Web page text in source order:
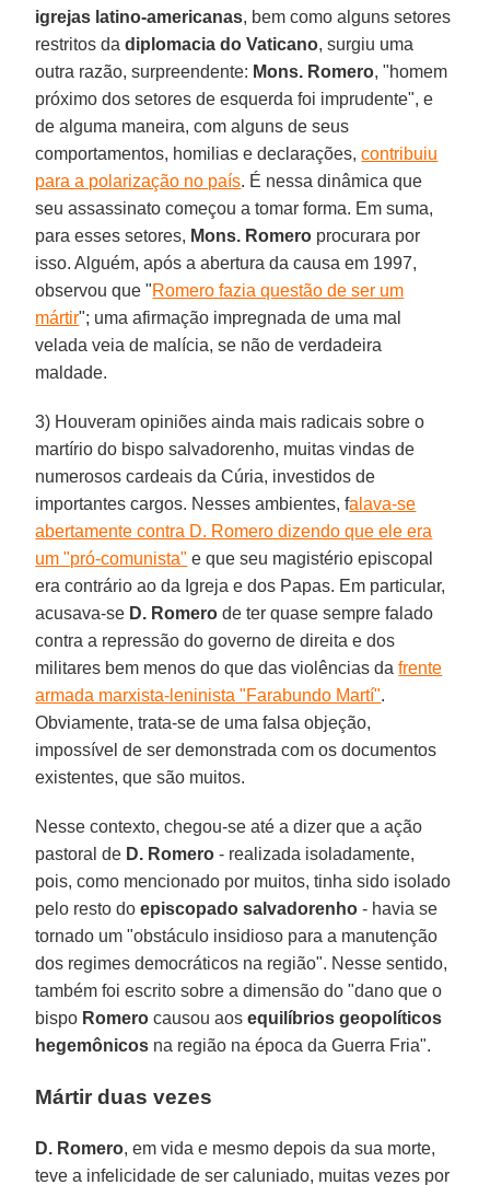
igrejas latino-americanas, bem como alguns setores
restritos dadiplomacia do Vaticano, surgiu uma
outra razão, surpreendente: Mons. Romero, "homem
próximo dos setores de esquerda foi imprudente", e
de alguma maneira, com alguns de seus
comportamentos, homilias e declarações,contribuiu
para a polarização no país. É nessa dinâmica que
seu assassinato começou a tomar forma. Em suma,
para esses setores, Mons. Romero procurara por
isso. Alguém, após a abertura da causa em 1997,
observou que "Romero fazia questão de ser um
mártir"; uma afirmação impregnada de uma mal
velada veia de malícia, se não de verdadeira
maldade.
3) Houveram opiniões ainda mais radicais sobre o
martírio do bispo salvadorenho, muitas vindas de
numerosos cardeais da Cúria, investidos de
importantes cargos. Nesses ambientes, falava-se
abertamente contra D. Romero dizendo que ele era
um "pró-comunista" e que seu magistério episcopal
era contrário ao da Igreja e dos Papas. Em particular,
acusava-se D. Romero de ter quase sempre falado
contra a repressão do governo de direita e dos
militares bem menos do que das violências dafrente
armada marxista-leninista "Farabundo Martí".
Obviamente, trata-se de uma falsa objeção,
impossível de ser demonstrada com os documentos
existentes, que são muitos.
Nesse contexto, chegou-se até a dizer que a ação
pastoral de D. Romero - realizada isoladamente,
pois, como mencionado por muitos, tinha sido isolado
pelo resto doepiscopado salvadorenho - havia se
tornado um "obstáculo insidioso para a manutenção
dos regimes democráticos na região". Nesse sentido,
também foi escrito sobre a dimensão do "dano que o
bispo Romero causou aosequilíbrios geopolíticos
hegemônicos na região na época da Guerra Fria".
Mártir duas vezes
D. Romero, em vida e mesmo depois da sua morte,
teve a infelicidade de ser caluniado, muitas vezes por